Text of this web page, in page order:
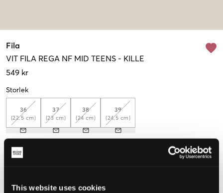
This website uses cookies
Fila
VIT FILA REGA NF MID TEENS - KILLE
549 kr
Storlek
36
(22.5 cm)
37
(23 cm)
38
(24 cm)
39
(24.5 cm)
Mät foten för att välja rätt storlek
Liten Perfekt